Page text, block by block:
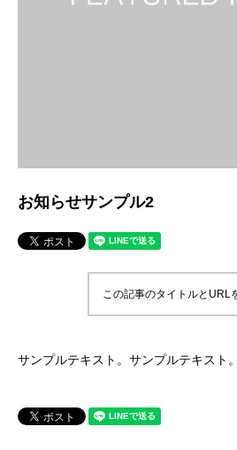
お知らせサンプル2
この記事のタイトルとURL
サンプルテキスト。サンプルテキスト。